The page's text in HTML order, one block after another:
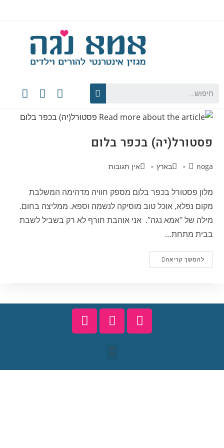
פסטורל(יה) בכפר בלום
noga בארץ אין תגובות
מלון פסטורל בכפר בלום מספק חוויה מדהימה המשלבת
מקום נפלא, אוכל טוב מוסיקה לנשמה וספא. ממליצה בחום.
מילה של "אמא נגה". אני אוהבת חורף לא רק בשביל לשבת
בבית מתחת…
להמשך קריאה